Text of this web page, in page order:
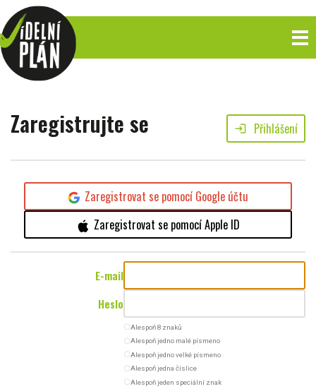
Zaregistrujte se login Přihlášení
Zaregistrovat se pomocí Google účtu
Zaregistrovat se pomocí Apple ID
E-mail
Heslo
radio_button_uncheckedAlespoň 8 znaků
radio_button_uncheckedAlespoň jedno malé písmeno
radio_button_uncheckedAlespoň jedno velké písmeno
radio_button_uncheckedAlespoň jedna číslice
radio_button_uncheckedAlespoň jeden speciální znak